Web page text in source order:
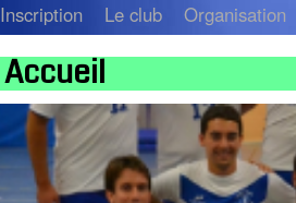
Inscription Le club Organisation
Accueil